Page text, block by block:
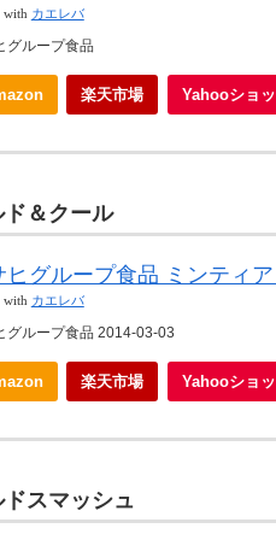
with カエレバ
グループ食品
楽天市場 Yahooショ
＆クール
ヒグループ食品 ミンティ
with カエレバ
グループ食品 2014-03-03
楽天市場 Yahooショ
スマッシュ